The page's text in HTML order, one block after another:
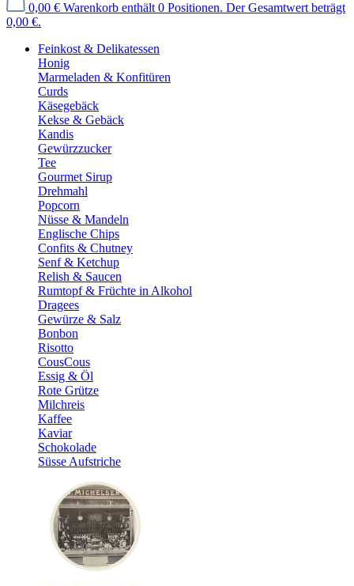
0,00 € Warenkorb enthält 0 Positionen. Der Gesamtwert beträgt
0,00 €.
Feinkost & Delikatessen
Honig
Marmeladen & Konfitüren
Curds
Käsegebäck
Kekse & Gebäck
Kandis
Gewürzzucker
Tee
Gourmet Sirup
Drehmahl
Popcorn
Nüsse & Mandeln
Englische Chips
Confits & Chutney
Senf & Ketchup
Relish & Saucen
Rumtopf & Früchte in Alkohol
Dragees
Gewürze & Salz
Bonbon
Risotto
CousCous
Essig & Öl
Rote Grütze
Milchreis
Kaffee
Kaviar
Schokolade
Süsse Aufstriche